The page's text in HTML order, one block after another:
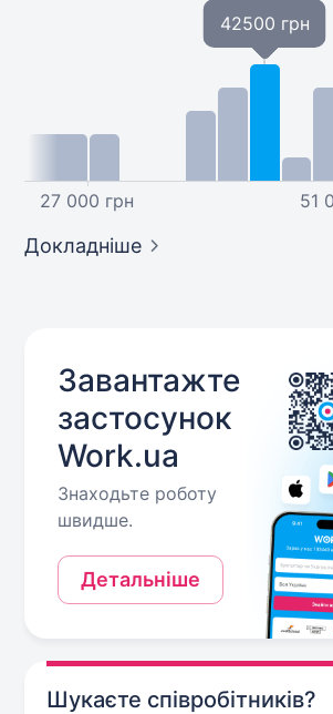
27 000 грн
42500 грн
51
Докладніше
Завантажте
застосунок
Work.ua
Знаходьте роботу
швидше.
Детальніше
Шукаєте співробітників?